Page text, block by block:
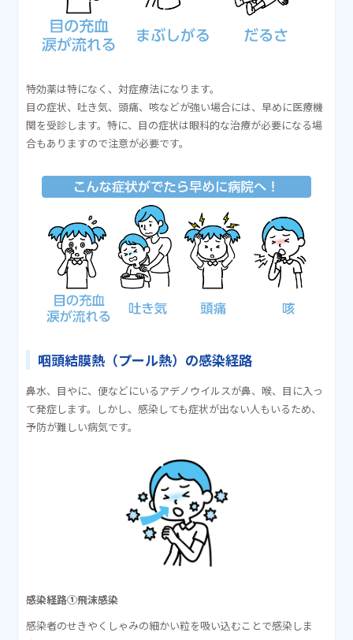
特効薬は特になく、対症療法になります。
目の症状、吐き気、頭痛、咳などが強い場合には、早めに医療機
関を受診します。特に、目の症状は眼科的な治療が必要になる場
合もありますので注意が必要です。
咽頭結膜熱（プール熱）の感染経路
鼻水、目やに、便などにいるアデノウイルスが鼻、喉、目に入っ
て発症します。しかし、感染しても症状が出ない人もいるため、
予防が難しい病気です。
感染経路①飛沫感染
感染者のせきやくしゃみの細かい粒を吸い込むことで感染しま